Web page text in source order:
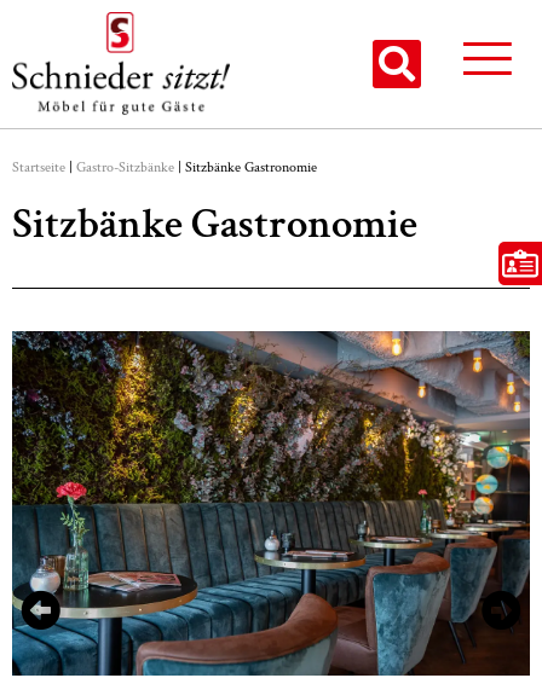
Startseite | Gastro-Sitzbänke | Sitzbänke Gastronomie
Sitzbänke Gastronomie